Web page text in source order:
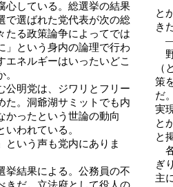
心している。総選挙の結果
で選ばれた党代表が次の総
たる政策論争によってでは
」という身内の論理で行わ
エネルギーはいったいどこ
明党は、ジワリとフリー
た。洞爺湖サミットでも内
かったという世論の動向
われている。
いう声も党内にありま
結果による。公務員の不
と
き
野
（
策
だ
実
と
と
各
ぎ
主